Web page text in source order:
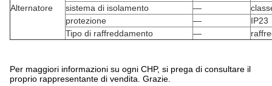
Alternatore
sistema di isolamento
—
protezione
—
IP23
Tipo di raffreddamento
—
Per maggiori informazioni su ogni CHP, si prega di consultare il
proprio rappresentante di vendita. Grazie.